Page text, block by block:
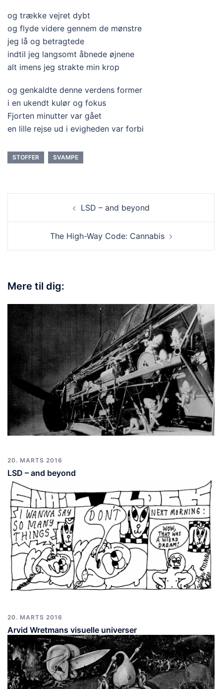
og trække vejret dybt
og flyde videre gennem de mønstre
jeg lå og betragtede
indtil jeg langsomt åbnede øjnene
alt imens jeg strakte min krop
og genkaldte denne verdens former
i en ukendt kulør og fokus
Fjorten minutter var gået
en lille rejse ud i evigheden var forbi
STOFFER SVAMPE
LSD – and beyond
The High-Way Code: Cannabis
Mere til dig:
20. MARTS 2016
LSD – and beyond
20. MARTS 2016
Arvid Wretmans visuelle universer